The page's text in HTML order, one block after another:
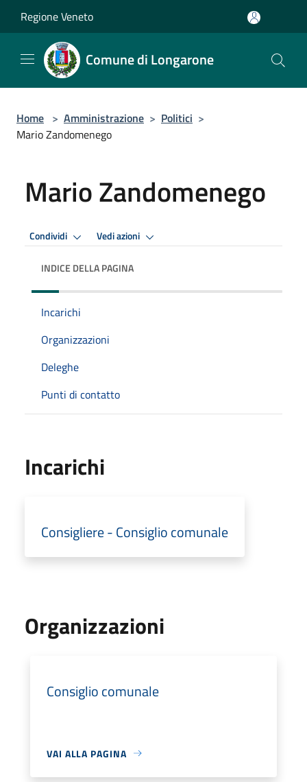
Regione Veneto
Comune di Longarone
Home > Amministrazione > Politici >
Mario Zandomenego
Mario Zandomenego
Condividi Vedi azioni
INDICE DELLA PAGINA
Incarichi
Organizzazioni
Deleghe
Punti di contatto
Incarichi
Consigliere - Consiglio comunale
Organizzazioni
Consiglio comunale
VAI ALLA PAGINA